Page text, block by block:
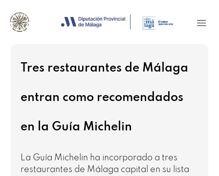
Tres restaurantes de Málaga
entran como recomendados
en la Guía Michelin
La Guía Michelin ha incorporado a tres
restaurantes de Málaga capital en su lista